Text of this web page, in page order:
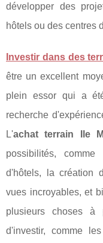
développer des
hôtels ou des centres
Investir dans des
être un excellent
plein essor qui a
recherche
L'achat terrain Ile
possibilités,
d'hôtels, la création
vues incroyables, et
plusieurs choses à
d'investir, comme